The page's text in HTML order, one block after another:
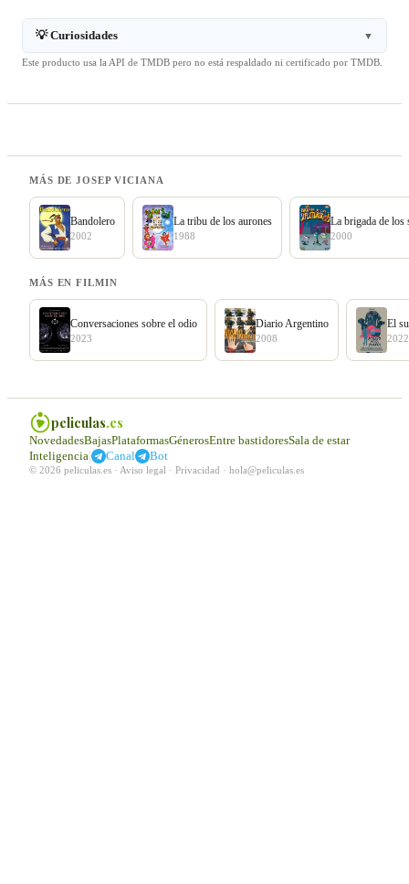
💡 Curiosidades ▼
Este producto usa la API de TMDB pero no está respaldado ni certificado por TMDB.
MÁS DE JOSEP VICIANA
Bandolero
2002
La tribu de los aurones
1988
La brigada de los
2000
MÁS EN FILMIN
Conversaciones sobre el odio
2023
Diario Argentino
2008
El
2022
peliculas.es
NovedadesBajasPlataformasGénerosEntre bastidoresSala de estar
Inteligencia| Canal Bot
© 2026 peliculas.es · Aviso legal · Privacidad · hola@peliculas.es